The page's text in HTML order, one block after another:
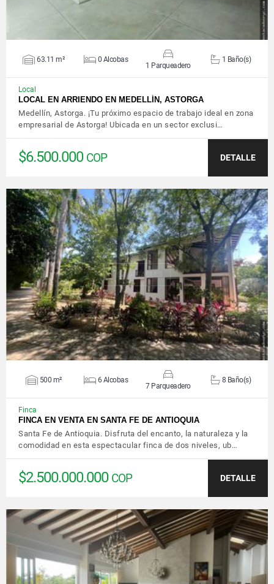
63.11 m² 0 Alcobas
1 Parqueadero
1 Baño(s)
Local
LOCAL EN ARRIENDO EN MEDELLÍN, ASTORGA
Medellín, Astorga. ¡Tu próximo espacio de trabajo ideal en zona
empresarial de Astorga! Ubicada en un sector exclusi…
$6.500.000 COP DETALLE
VER DETALLES
500 m² 6 Alcobas
7 Parqueadero
8 Baño(s)
Finca
FINCA EN VENTA EN SANTA FE DE ANTIOQUIA
Santa Fe de Antioquia. Disfruta del encanto, la naturaleza y la
comodidad en esta espectacular finca de dos niveles, ub…
$2.500.000.000 COP DETALLE